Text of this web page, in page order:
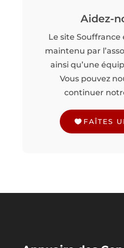
Aidez-
Le site Souffrance
maintenu par
ainsi qu’une
Vous pouvez
continuer
FAÎTES